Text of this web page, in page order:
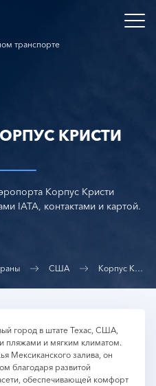
транспорте
КРИСТИ
Корпус Кристи
IATA, контактами и картой.
США Корпус Кристи
город в штате Техас, США,
пляжами и мягким климатом.
Мексиканского залива, он
благодаря развитой
обеспечивающей комфорт